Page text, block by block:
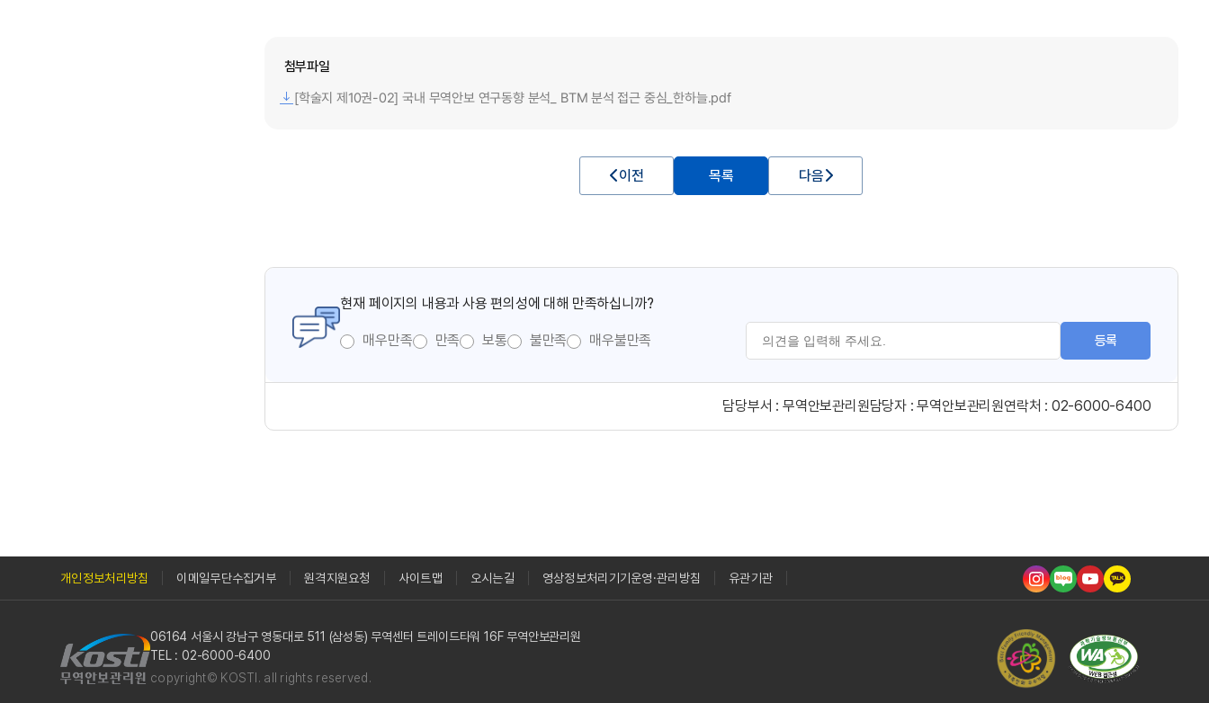
첨부파일
[학술지 제10권-02] 국내 무역안보 연구동향 분석_ BTM 분석 접근 중심_한하늘.pdf
이전 목록 다음
현재 페이지의 내용과 사용 편의성에 대해 만족하십니까?
매우만족 만족 보통 불만족 매우불만족 등록
담당부서 : 무역안보관리원담당자 :무역안보관리원연락처 : 02-6000-6400
개인정보처리방침 이메일무단수집거부 원격지원요청 사이트맵 오시는길 영상정보처리기기운영·관리방침 유관기관
06164 서울시 강남구 영동대로 511 (삼성동) 무역센터 트레이드타워 16F 무역안보관리원
TEL : 02-6000-6400
copyright© KOSTI. all rights reserved.